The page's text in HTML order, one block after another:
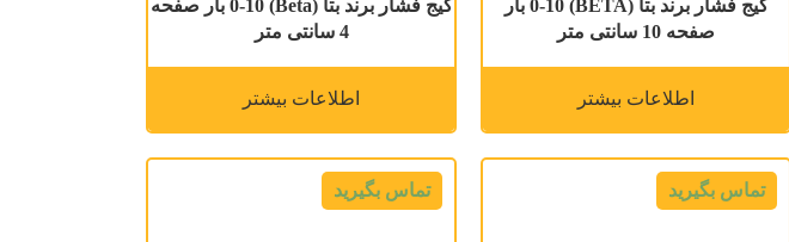
گیج فشار برند بتا (BETA) 0-10 بار
صفحه 10 سانتی متر
اطلاعات بیشتر
گیج فشار برند بتا (Beta) 0-10 بار صفحه
4 سانتی متر
اطلاعات بیشتر
تماس بگیرید تماس بگیرید